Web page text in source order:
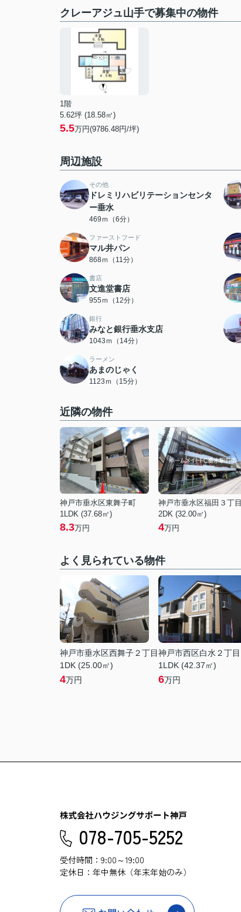
クレーアジュ山手で募集中の物件
1階
5.62坪 (18.58㎡)
5.5万円(9786.48円/坪)
周辺施設
その他
ドレミリハビリテーションセンタ
ー垂水
469ｍ（6分）
ファーストフード
マル井パン
868ｍ（11分）
書店
文進堂書店
955ｍ（12分）
銀行
みなと銀行垂水支店
1043ｍ（14分）
ラーメン
あまのじゃく
1123ｍ（15分）
近隣の物件
神戸市垂水区東舞子町
1LDK (37.68㎡)
8.3万円
神戸市垂水区福田３丁目
2DK (32.00㎡)
4万円
よく見られている物件
神戸市垂水区西舞子２丁目
1DK (25.00㎡)
4万円
神戸市西区白水２丁目
1LDK (42.37㎡)
6万円
078-705-5252
受付時間：9:00～19:00
定休日：年中無休（年末年始のみ）